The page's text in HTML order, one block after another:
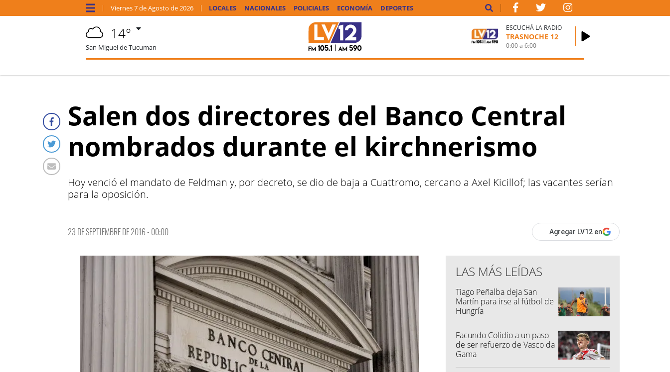
Viernes7 deAgosto de 2026 LOCALES NACIONALES POLICIALES ECONOMÍA DEPORTES
14°
San Miguel de Tucuman
ESCUCHÁ LA RADIO
TRASNOCHE 12
0:00a6:00
Salen dos directores del Banco Central
nombrados durante el kirchnerismo
Hoy venció el mandato de Feldman y, por decreto, se dio de baja a Cuattromo, cercano a Axel Kicillof; las vacantes serían
para la oposición.
23 DE SEPTIEMBRE DE 2016 - 00:00 Agregar LV12 en
LAS MÁS LEÍDAS
Tiago Peñalba deja San
Martín para irse al fútbol de
Hungría
Facundo Colidio a un paso
de ser refuerzo de Vasco da
Gama